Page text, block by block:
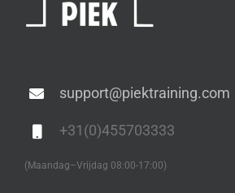
support@piektraining.com
+31(0)455703333
(Maandag–Vrijdag 08:00-17:00)